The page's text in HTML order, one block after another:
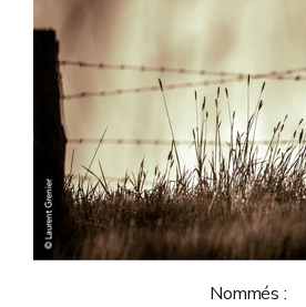
Nommés :